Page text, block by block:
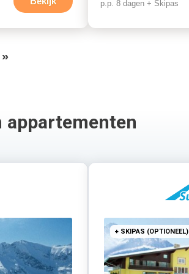
p.p. 8 dagen + Skipas
appartementen
+ SKIPAS (OPTIONEEL)